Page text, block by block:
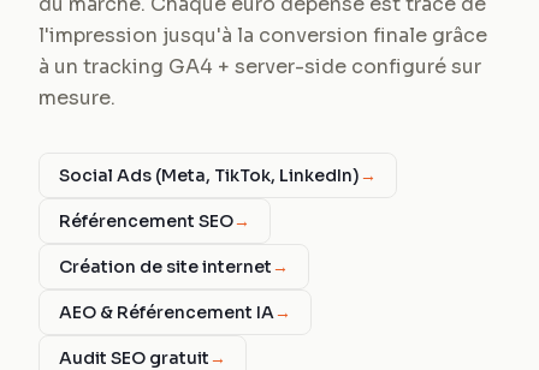
l'impression jusqu'à la conversion finale grâce
à un tracking GA4 + server-side configuré sur
mesure.
Social Ads (Meta, TikTok, LinkedIn)→
Référencement SEO→
Création de site internet→
AEO & Référencement IA→
Audit SEO gratuit→